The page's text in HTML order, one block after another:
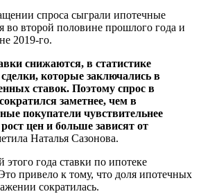
спроса сыграли ипотечные
во второй половине прошлого года и
2019-го.
снижаются, в статистике
которые заключались в
ставок. Поэтому спрос в
заметнее, чем в
покупатели чувствительнее
цен и больше зависят от
Наталья Сазонова.
года ставки по ипотеке
привело к тому, что доля ипотечных
сократилась.